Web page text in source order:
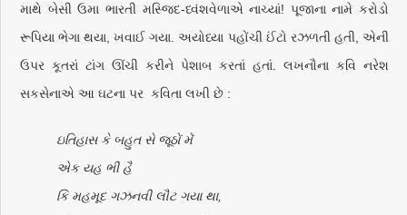
માથે બેસી ઉમા ભારતી મસ્જિદ-ધ્વંશવેળાએ નાચ્યાં! પૂજાના નામે કરોડો
રૂપિયા ભેગા થયા, ખવાઈ ગયા. અયોધ્યા પહોંચી ઈંટો રઝળતી હતી, એની
ઉપર કૂતરાં ટાંગ ઊંચી કરીને પેશાબ કરતાં હતાં. લખનૌના કવિ નરેશ
સકસેનાએ આ ઘટના પર કવિતા લખી છે :
ઇતિહાસ કે બહુત સે જૂઠોં મેં
એક યહ ભી હૈ
કિ મહમૂદ ગઝનવી લૌટ ગયા થા,